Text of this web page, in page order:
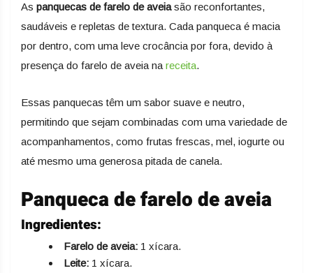
As panquecas de farelo de aveiasão reconfortantes,
saudáveis e repletas de textura. Cada panqueca é macia
por dentro, com uma leve crocância por fora, devido à
presença do farelo de aveia na receita.
Essas panquecas têm um sabor suave e neutro,
permitindo que sejam combinadas com uma variedade de
acompanhamentos, como frutas frescas, mel, iogurte ou
até mesmo uma generosa pitada de canela.
Panqueca de farelo de aveia
Ingredientes:
Farelo de aveia: 1 xícara.
Leite: 1 xícara.